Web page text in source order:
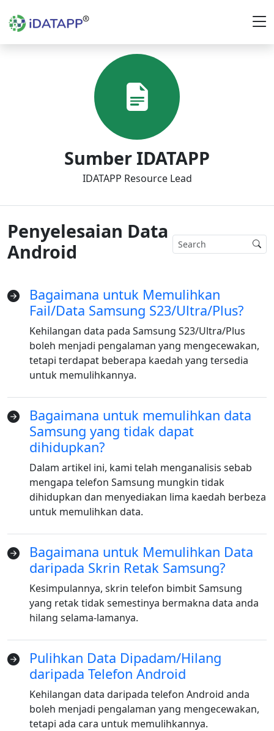
Sumber IDATAPP
IDATAPP Resource Lead
Penyelesaian Data
Android
Bagaimana untuk Memulihkan
Fail/Data Samsung S23/Ultra/Plus?
Kehilangan data pada Samsung S23/Ultra/Plus
boleh menjadi pengalaman yang mengecewakan,
tetapi terdapat beberapa kaedah yang tersedia
untuk memulihkannya.
Bagaimana untuk memulihkan data
Samsung yang tidak dapat
dihidupkan?
Dalam artikel ini, kami telah menganalisis sebab
mengapa telefon Samsung mungkin tidak
dihidupkan dan menyediakan lima kaedah berbeza
untuk memulihkan data.
Bagaimana untuk Memulihkan Data
daripada Skrin Retak Samsung?
Kesimpulannya, skrin telefon bimbit Samsung
yang retak tidak semestinya bermakna data anda
hilang selama-lamanya.
Pulihkan Data Dipadam/Hilang
daripada Telefon Android
Kehilangan data daripada telefon Android anda
boleh menjadi pengalaman yang mengecewakan,
tetapi ada cara untuk memulihkannya.